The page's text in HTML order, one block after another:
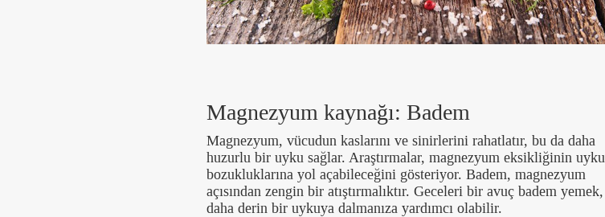
Magnezyum kaynağı: Badem
Magnezyum, vücudun kaslarını ve sinirlerini rahatlatır, bu da daha
huzurlu bir uyku sağlar. Araştırmalar, magnezyum eksikliğinin uyku
bozukluklarına yol açabileceğini gösteriyor. Badem, magnezyum
açısından zengin bir atıştırmalıktır. Geceleri bir avuç badem yemek,
daha derin bir uykuya dalmanıza yardımcı olabilir.